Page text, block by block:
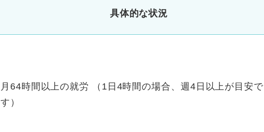
具体的な状況
月64時間以上の就労 （1日4時間の場合、週4日以上が目安で
す）